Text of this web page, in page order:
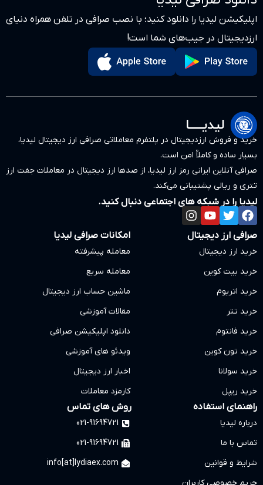
کنید؛ با نصب صرافی در تلفن همراه دنیای
شما است!
در پلتفرم معاملاتی صرافی ارز دیجیتال لیدیا،
است.
ارز لیدیا، از صدها ارز دیجیتال در معاملات جفت ارز
می‌کند.
اجتماعی دنبال کنید.
امکانات صرافی لیدیا
معامله پیشرفته
معامله سریع
ماشین حساب ارز دیجیتال
دانلود اپلیکیشن صرافی
ویدئو های آموزشی
روش های تماس
info[at]lydiaex.com